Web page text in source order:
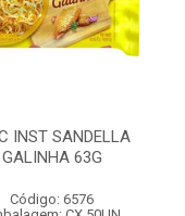
INST SANDELLA
GALINHA 63G
Código: 6576